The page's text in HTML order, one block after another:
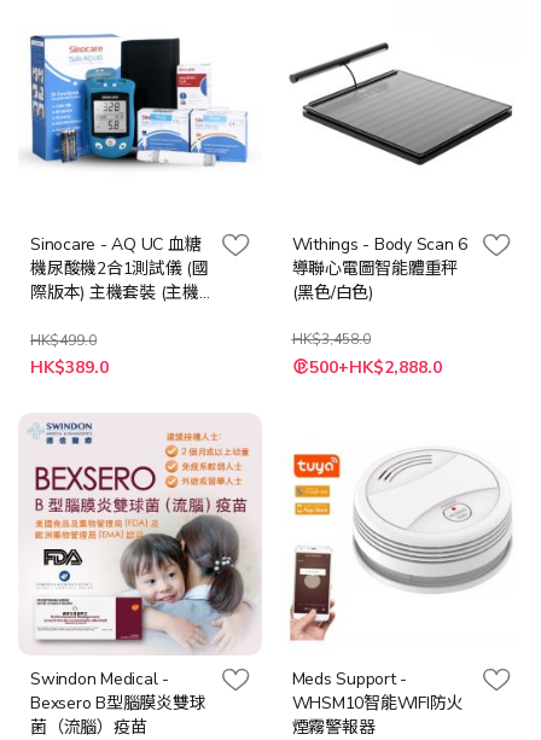
Sinocare - AQ UC 血糖
機尿酸機2合1測試儀 (國
際版本) 主機套裝 (主機
試紙+50針)
HK$499.0
特
殊
格
HK$389.0
Withings - Body Scan 6
導聯心電圖智能體重秤
(黑色/白色)
HK$3,458.0
500+HK$2,888.0
Swindon Medical -
Bexsero B型腦膜炎雙球
菌（流腦）疫苗
Meds Support -
WHSM10智能WIFI防火
煙霧警報器